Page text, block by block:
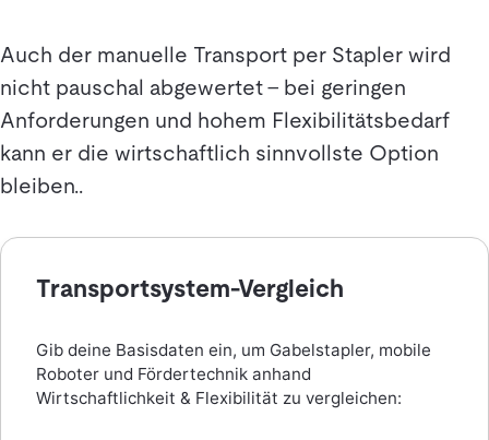
Auch der manuelle Transport per Stapler wird
nicht pauschal abgewertet – bei geringen
Anforderungen und hohem Flexibilitätsbedarf
kann er die wirtschaftlich sinnvollste Option
bleiben..
Transportsystem-Vergleich
Gib deine Basisdaten ein, um Gabelstapler, mobile
Roboter und Fördertechnik anhand
Wirtschaftlichkeit & Flexibilität zu vergleichen: